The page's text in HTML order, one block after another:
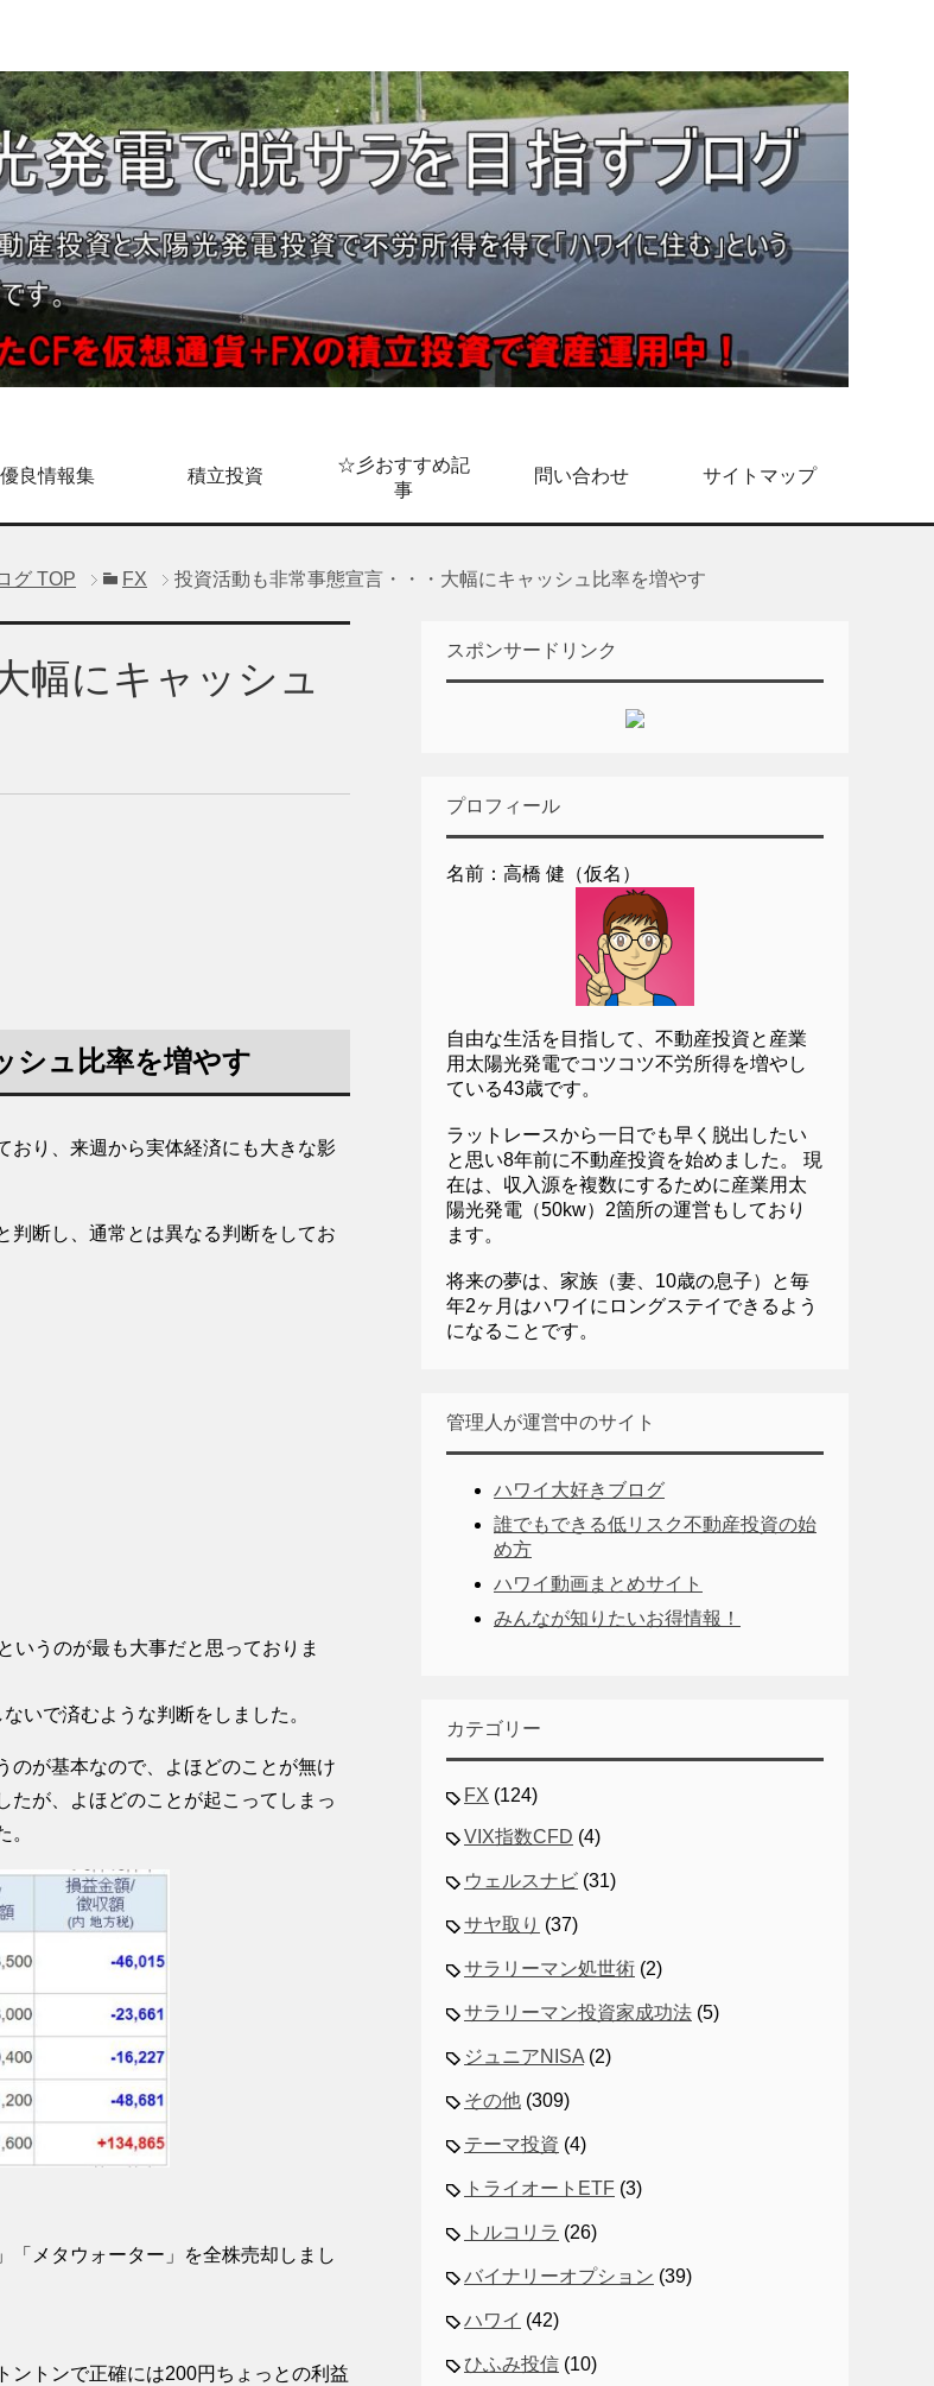
優良情報集 積立投資
☆彡おすすめ記
事
問い合わせ サイトマップ
グ TOP FX 投資活動も非常事態宣言・・・大幅にキャッシュ比率を増やす
幅にキャッシュ
シュ比率を増やす
おり、来週から実体経済にも大きな影
判断し、通常とは異なる判断をしてお
というのが最も大事だと思っておりま
いで済むような判断をしました。
のが基本なので、よほどのことが無け
たが、よほどのことが起こってしまっ
。
「メタウォーター」を全株売却しまし
ントンで正確には200円ちょっとの利益
スポンサードリンク
プロフィール
名前：高橋 健（仮名）
自由な生活を目指して、不動産投資と産業
用太陽光発電でコツコツ不労所得を増やし
ている43歳です。
ラットレースから一日でも早く脱出したい
と思い8年前に不動産投資を始めました。 現
在は、収入源を複数にするために産業用太
陽光発電（50kw）2箇所の運営もしており
ます。
将来の夢は、家族（妻、10歳の息子）と毎
年2ヶ月はハワイにロングステイできるよう
になることです。
管理人が運営中のサイト
ハワイ大好きブログ
誰でもできる低リスク不動産投資の始
め方
ハワイ動画まとめサイト
みんなが知りたいお得情報！
カテゴリー
FX (124)
VIX指数CFD (4)
ウェルスナビ (31)
サヤ取り (37)
サラリーマン処世術 (2)
サラリーマン投資家成功法 (5)
ジュニアNISA (2)
その他 (309)
テーマ投資 (4)
トライオートETF (3)
トルコリラ (26)
バイナリーオプション (39)
ハワイ (42)
ひふみ投信 (10)